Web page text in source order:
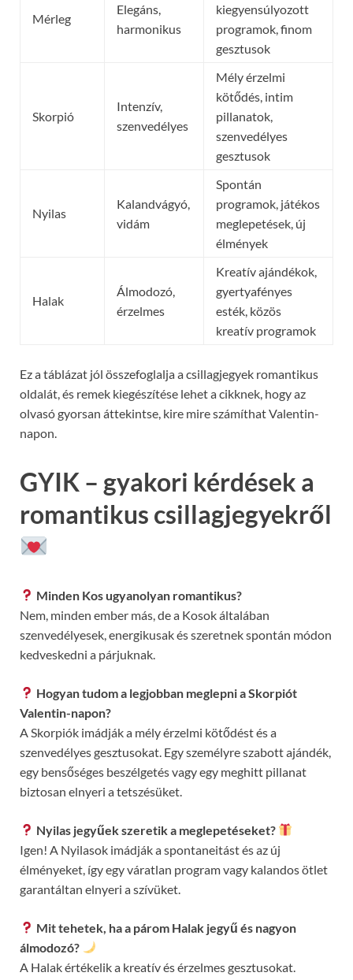
Mérleg
Elegáns,
harmonikus
kiegyensúlyozott
programok, finom
gesztusok
Skorpió
Intenzív,
szenvedélyes
Mély érzelmi
kötődés, intim
pillanatok,
szenvedélyes
gesztusok
Nyilas
Kalandvágyó,
vidám
Spontán
programok, játékos
meglepetések, új
élmények
Halak
Álmodozó,
érzelmes
Kreatív ajándékok,
gyertyafényes
esték, közös
kreatív programok
Ez a táblázat jól összefoglalja a csillagjegyek romantikus
oldalát, és remek kiegészítése lehet a cikknek, hogy az
olvasó gyorsan áttekintse, kire mire számíthat Valentin-
napon.
GYIK – gyakori kérdések a
romantikus csillagjegyekről
Minden Kos ugyanolyan romantikus?
Nem, minden ember más, de a Kosok általában
szenvedélyesek, energikusak és szeretnek spontán módon
kedveskedni a párjuknak.
Hogyan tudom a legjobban meglepni a Skorpiót
Valentin-napon?
A Skorpiók imádják a mély érzelmi kötődést és a
szenvedélyes gesztusokat. Egy személyre szabott ajándék,
egy bensőséges beszélgetés vagy egy meghitt pillanat
biztosan elnyeri a tetszésüket.
Nyilas jegyűek szeretik a meglepetéseket?
Igen! A Nyilasok imádják a spontaneitást és az új
élményeket, így egy váratlan program vagy kalandos ötlet
garantáltan elnyeri a szívüket.
Mit tehetek, ha a párom Halak jegyű és nagyon
álmodozó?
A Halak értékelik a kreatív és érzelmes gesztusokat.